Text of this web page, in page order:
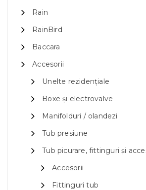
Rain
RainBird
Baccara
Accesorii
Unelte rezidențiale
Boxe și electrovalve
Manifolduri / olandezi
Tub presiune
Tub picurare, fittinguri și
Accesorii
Fittinguri tub